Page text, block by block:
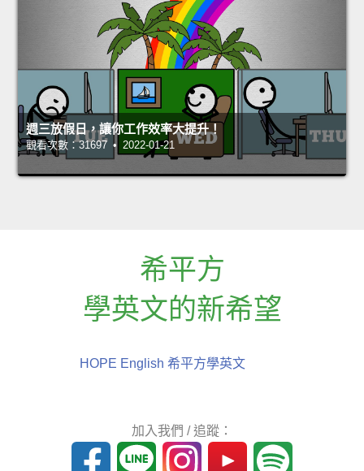
週三放假日，讓你工作效率大提升！
觀看次數：31697 • 2022-01-21
希平方
學英文的新希望
HOPE English 希平方學英文
加入我們 / 追蹤：